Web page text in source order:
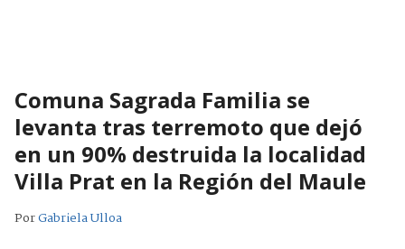
Comuna Sagrada Familia se
levanta tras terremoto que dejó
en un 90% destruida la localidad
Villa Prat en la Región del Maule
PorGabriela Ulloa